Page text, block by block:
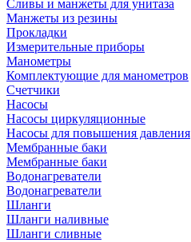
Сливы и манжеты для унитаза
Манжеты из резины
Прокладки
Измерительные приборы
Манометры
Комплектующие для манометров
Счетчики
Насосы
Насосы циркуляционные
Насосы для повышения давления
Мембранные баки
Мембранные баки
Водонагреватели
Водонагреватели
Шланги
Шланги наливные
Шланги сливные